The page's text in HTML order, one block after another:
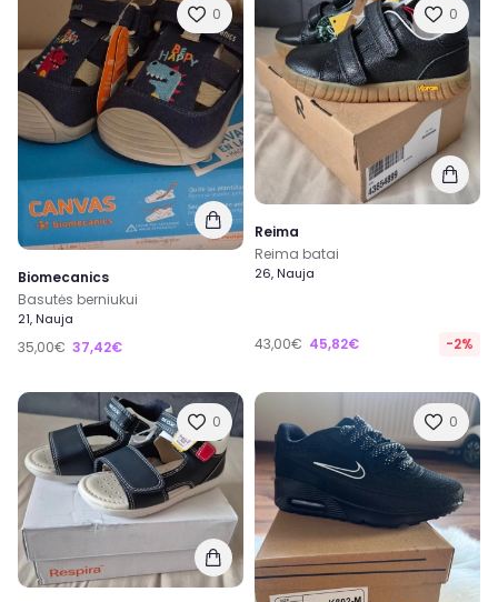
0
Biomecanics
Basutės berniukui
21, Nauja
35,00€ 37,42€
0
Reima
Reima batai
26, Nauja
43,00€ 45,82€ -2%
0 0